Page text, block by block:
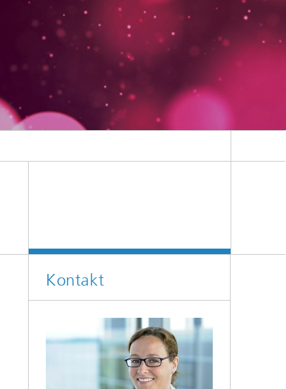
Kontakt